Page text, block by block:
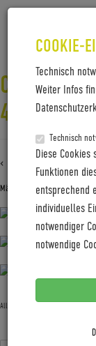
COOKIE-
Technisch
Weiter Infos
Technisch
Diese
Funktionen
entsprechend
individuelles
notwendiger
notwendige
CW25-
‹ Zurück zu CW25-
März 31, 2025Gabi Jung — No
Allgemein